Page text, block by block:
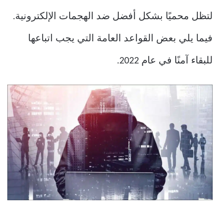
لتظل محميًا بشكل أفضل ضد الهجمات الإلكترونية.
فيما يلي بعض القواعد العامة التي يجب اتباعها
للبقاء آمنًا في عام 2022.